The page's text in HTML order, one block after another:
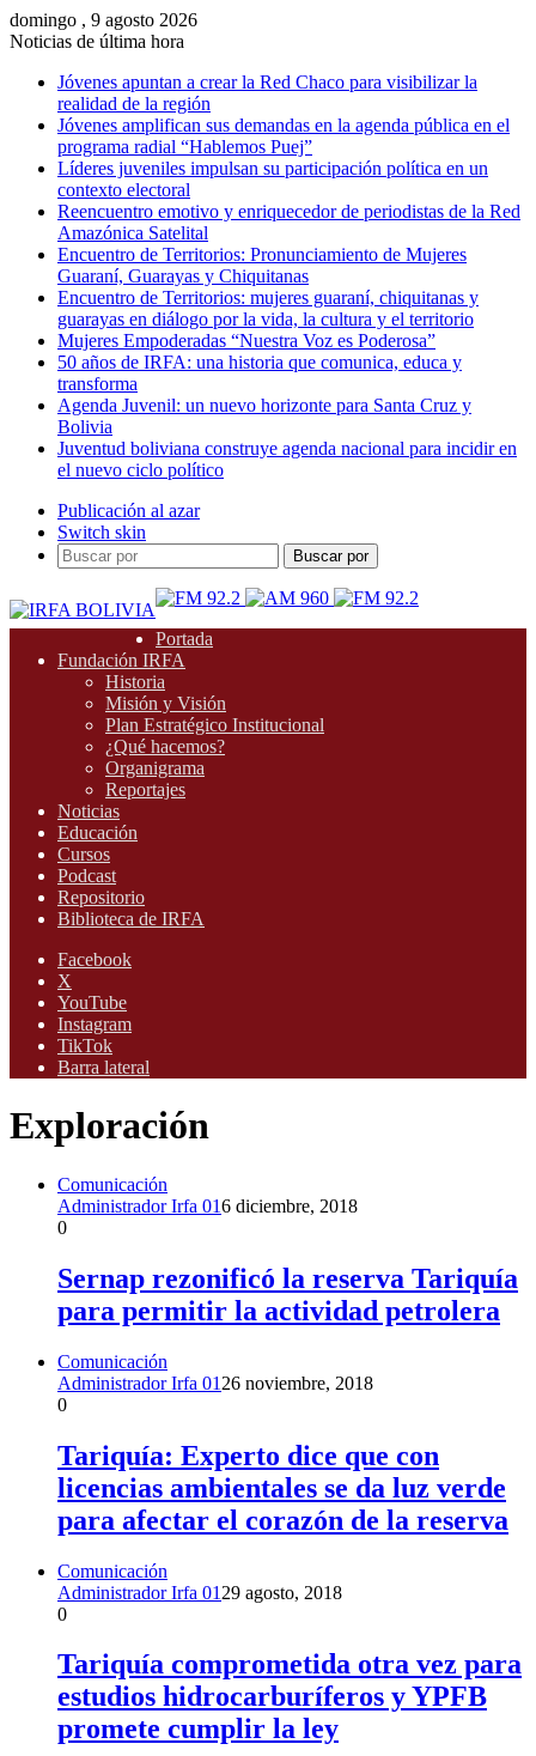
domingo , 9 agosto 2026
Noticias de última hora
Jóvenes apuntan a crear la Red Chaco para visibilizar la
realidad de la región
Jóvenes amplifican sus demandas en la agenda pública en el
programa radial “Hablemos Puej”
Líderes juveniles impulsan su participación política en un
contexto electoral
Reencuentro emotivo y enriquecedor de periodistas de la Red
Amazónica Satelital
Encuentro de Territorios: Pronunciamiento de Mujeres
Guaraní, Guarayas y Chiquitanas
Encuentro de Territorios: mujeres guaraní, chiquitanas y
guarayas en diálogo por la vida, la cultura y el territorio
Mujeres Empoderadas “Nuestra Voz es Poderosa”
50 años de IRFA: una historia que comunica, educa y
transforma
Agenda Juvenil: un nuevo horizonte para Santa Cruz y
Bolivia
Juventud boliviana construye agenda nacional para incidir en
el nuevo ciclo político
Publicación al azar
Switch skin
Buscar por
Portada
Fundación IRFA
Historia
Misión y Visión
Plan Estratégico Institucional
¿Qué hacemos?
Organigrama
Reportajes
Noticias
Educación
Cursos
Podcast
Repositorio
Biblioteca de IRFA
Facebook
X
YouTube
Instagram
TikTok
Barra lateral
Exploración
Comunicación
Administrador Irfa 016 diciembre, 2018
0
Sernap rezonificó la reserva Tariquía
para permitir la actividad petrolera
Comunicación
Administrador Irfa 01 26 noviembre, 2018
0
Tariquía: Experto dice que con
licencias ambientales se da luz verde
para afectar el corazón de la reserva
Comunicación
Administrador Irfa 01 29 agosto, 2018
0
Tariquía comprometida otra vez para
estudios hidrocarburíferos y YPFB
promete cumplir la ley